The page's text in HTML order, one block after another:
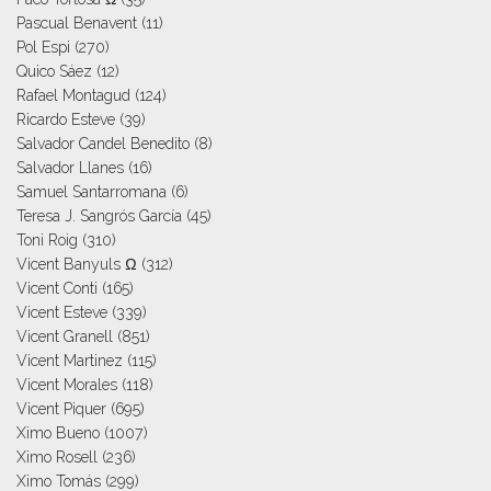
Pascual Benavent (11)
Pol Espi (270)
Quico Sáez (12)
Rafael Montagud (124)
Ricardo Esteve (39)
Salvador Candel Benedito (8)
Salvador Llanes (16)
Samuel Santarromana (6)
Teresa J. Sangrós García (45)
Toni Roig (310)
Vicent Banyuls Ω (312)
Vicent Conti (165)
Vicent Esteve (339)
Vicent Granell
(851)
Vicent Martinez (115)
Vicent Morales (118)
Vicent Piquer (695)
Ximo Bueno (1007)
Ximo Rosell
(236)
Ximo Tomás (299)